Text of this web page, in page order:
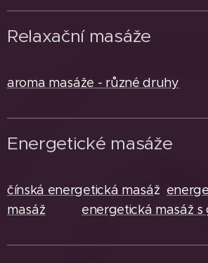
Relaxační masáže
aroma masáže - různé druhy
Energetické masáže
čínská energetická masáž
masáž
energetická masáž